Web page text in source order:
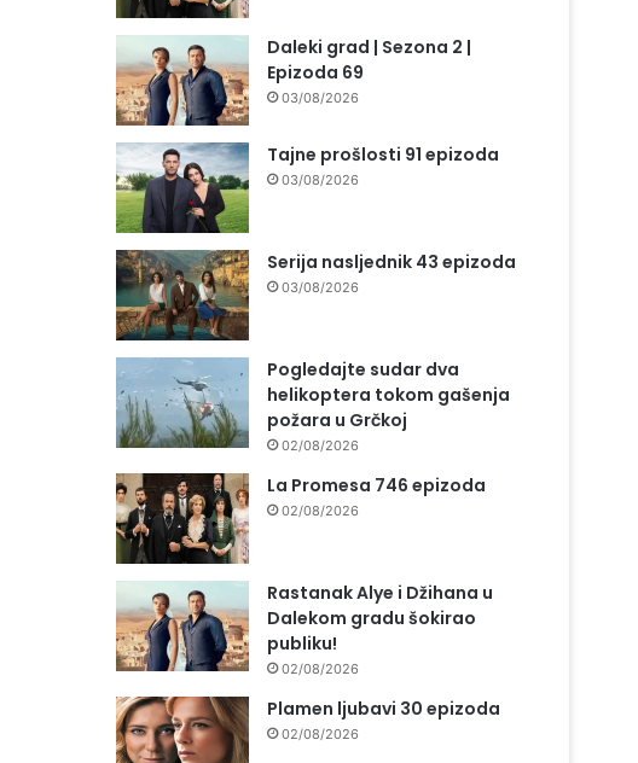
Daleki grad | Sezona 2 |
Epizoda 69
03/08/2026
Tajne prošlosti 91 epizoda
03/08/2026
Serija nasljednik 43 epizoda
03/08/2026
Pogledajte sudar dva
helikoptera tokom gašenja
požara u Grčkoj
02/08/2026
La Promesa 746 epizoda
02/08/2026
Rastanak Alye i Džihana u
Dalekom gradu šokirao
publiku!
02/08/2026
Plamen ljubavi 30 epizoda
02/08/2026